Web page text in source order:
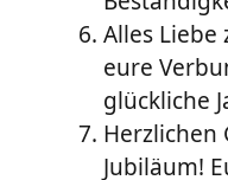
Alles Liebe
eure
glückliche
Herzlichen
Jubiläum!